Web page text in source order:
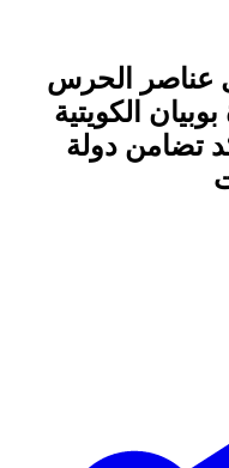
عناصر الحرس
الكويتية
تضامن دولة